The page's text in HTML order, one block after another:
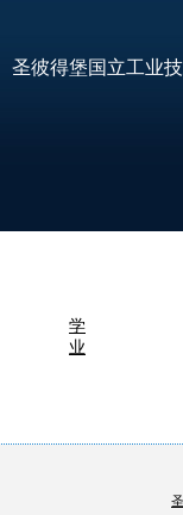
圣彼得堡国立工业
学
业